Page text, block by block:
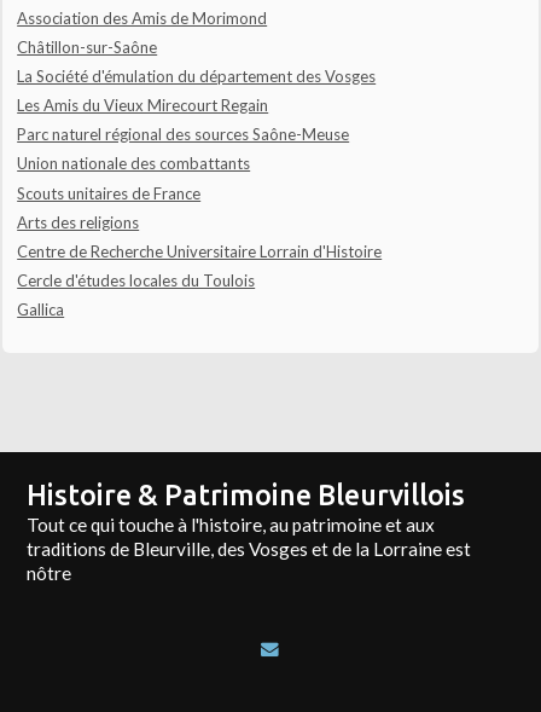
Association des Amis de Morimond
Châtillon-sur-Saône
La Société d'émulation du département des Vosges
Les Amis du Vieux Mirecourt Regain
Parc naturel régional des sources Saône-Meuse
Union nationale des combattants
Scouts unitaires de France
Arts des religions
Centre de Recherche Universitaire Lorrain d'Histoire
Cercle d'études locales du Toulois
Gallica
Histoire & Patrimoine Bleurvillois
Tout ce qui touche à l'histoire, au patrimoine et aux
traditions de Bleurville, des Vosges et de la Lorraine est
nôtre